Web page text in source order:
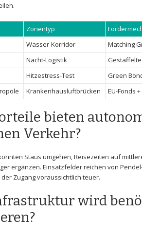
Zonentyp
Wasser-Korridor
Matching
Nacht-Logistik
Hitzestress-Test
Green
Krankenhausluftbrücken EU-Fonds
‍bieten
Verkehr?
Staus ⁤umgehen,⁤ Reisezeiten auf
ergänzen. Einsatzfelder reichen von
​Zugang⁢ voraussichtlich ⁢teuer.
‌wird